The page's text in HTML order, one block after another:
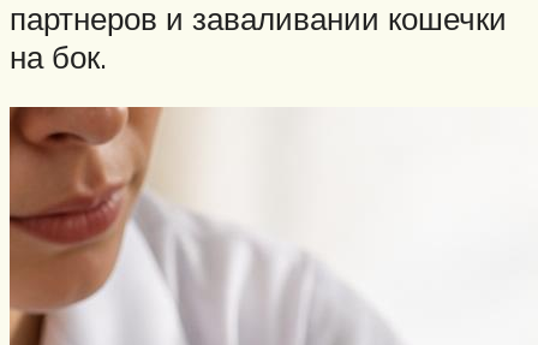
партнеров и заваливании кошечки
на бок.